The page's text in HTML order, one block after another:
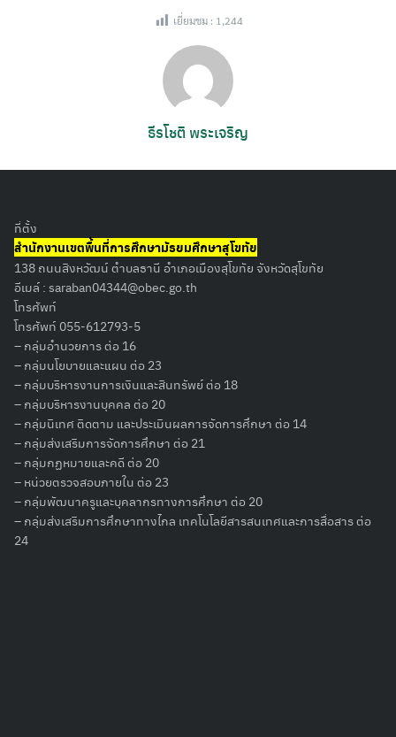
Search
for:
เยี่ยมชม : 1,244
ธีรโชติ พระเจริญ
ที่ตั้ง
สำนักงานเขตพื้นที่การศึกษามัธยมศึกษาสุโขทัย
138 ถนนสิงหวัฒน์ ตำบลธานี อำเภอเมืองสุโขทัย จังหวัดสุโขทัย
อีเมล์ : saraban04344@obec.go.th
โทรศัพท์
โทรศัพท์ 055-612793-5
– กลุ่มอำนวยการ ต่อ 16
– กลุ่มนโยบายและแผน ต่อ 23
– กลุ่มบริหารงานการเงินและสินทรัพย์ ต่อ 18
– กลุ่มบริหารงานบุคคล ต่อ 20
– กลุ่มนิเทศ ติดตาม และประเมินผลการจัดการศึกษา ต่อ 14
– กลุ่มส่งเสริมการจัดการศึกษา ต่อ 21
– กลุ่มกฏหมายและคดี ต่อ 20
– หน่วยตรวจสอบภายใน ต่อ 23
– กลุ่มพัฒนาครูและบุคลากรทางการศึกษา ต่อ 20
– กลุ่มส่งเสริมการศึกษาทางไกล เทคโนโลยีสารสนเทศและการสื่อสาร ต่อ
24